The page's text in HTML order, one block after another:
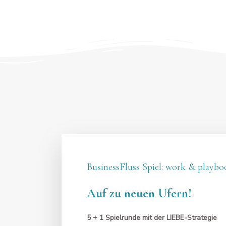
BusinessFluss Spiel: work &
Auf zu neuen Ufern!
5 + 1 Spielrunde mit der LIEBE-Strategie